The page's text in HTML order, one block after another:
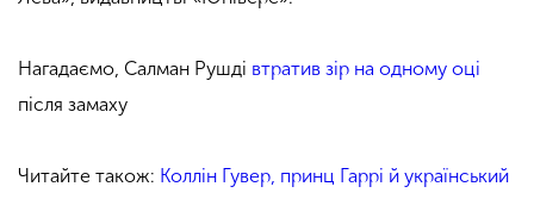
Нагадаємо, Салман Рушді втратив зір на одному оці
після замаху
Читайте також: Коллін Гувер, принц Гаррі й український